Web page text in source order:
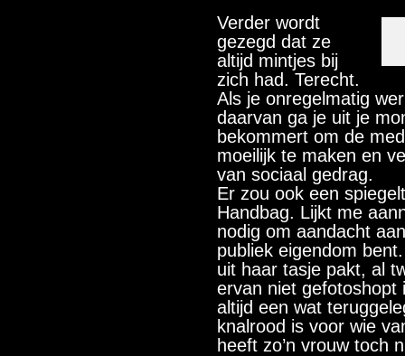
Verder wordt
gezegd dat ze
altijd mintjes bij
zich had. Terecht.
Als je onregelmatig
daarvan ga je uit je
bekommert om de
moeilijk te maken en
van sociaal gedrag.
Er zou ook een
Handbag. Lijkt me
nodig om aandacht
publiek eigendom
uit haar tasje pakt, al
ervan niet gefotoshopt
altijd een wat
knalrood is voor wie
heeft zo’n vrouw toch